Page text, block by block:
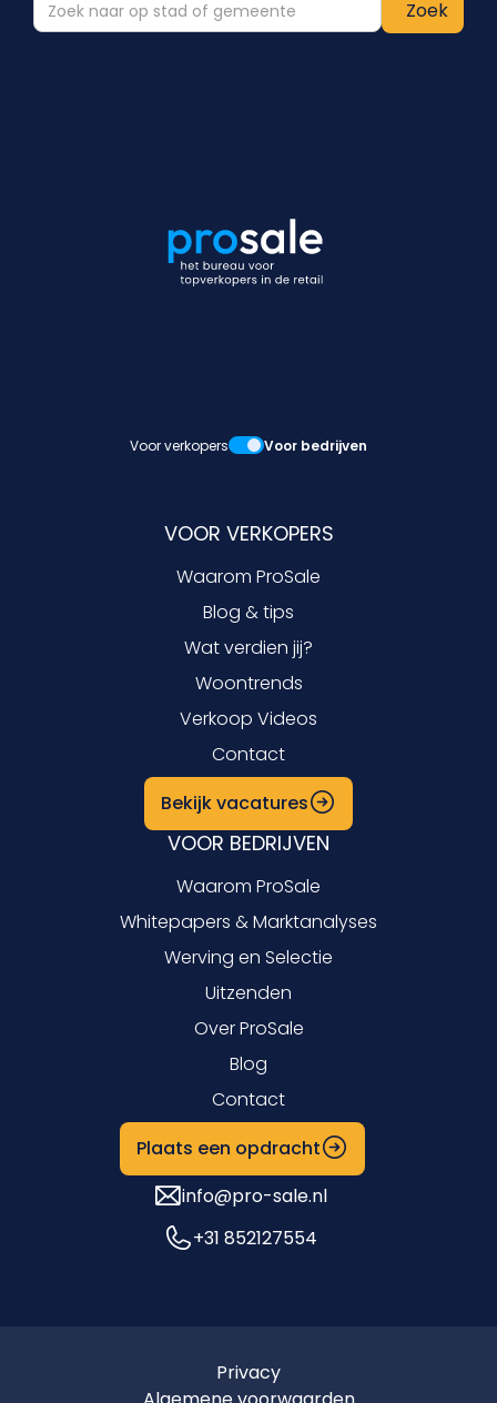
Voor verkopers Voor bedrijven
VOOR VERKOPERS
Waarom ProSale
Blog & tips
Wat verdien jij?
Woontrends
Verkoop Videos
Contact
Bekijk vacatures
VOOR BEDRIJVEN
Waarom ProSale
Whitepapers & Marktanalyses
Werving en Selectie
Uitzenden
Over ProSale
Blog
Contact
Plaats een opdracht
info@pro-sale.nl
+31 852127554
Privacy